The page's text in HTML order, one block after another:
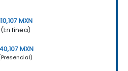
MXN
(En línea)
MXN